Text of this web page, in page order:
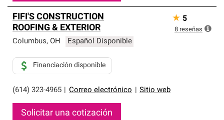
FIFI'S CONSTRUCTION
ROOFING & EXTERIOR
Columbus, OH Español Disponible
(614) 323-4965 Correo electrónico Sitio web
Financiación disponible
Solicitar una cotización
★ 5
8 reseñas